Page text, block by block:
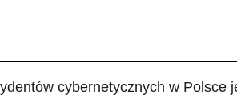
cybernetycznych w Polsce